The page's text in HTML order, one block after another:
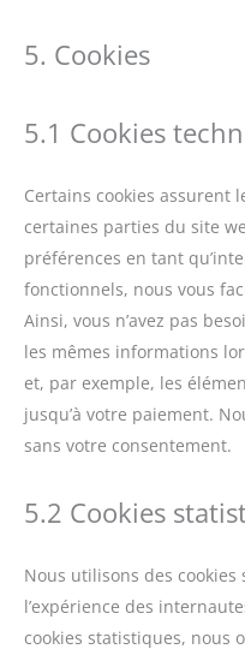
5. Cookies
5.1 Cookies
Certains cookies assurent
certaines parties du site
préférences en tant
fonctionnels, nous vous
Ainsi, vous n’avez pas
les mêmes informations
et, par exemple, les
jusqu’à votre paiement.
sans votre consentement.
5.2 Cookies
Nous utilisons des
l’expérience des
cookies statistiques, nous